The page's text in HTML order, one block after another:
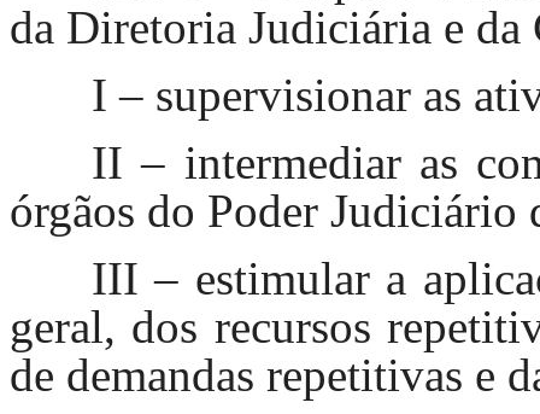
da Diretoria Judiciária e da
I – supervisionar as
II – intermediar as
órgãos do Poder Judiciário
III – estimular a
geral, dos recursos
de demandas repetitivas e